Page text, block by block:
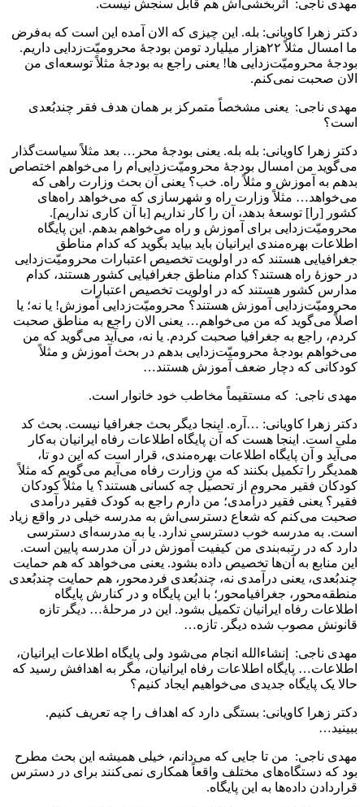
مهدی ناجی: اثربخشی‌اش هم قابل سنجش نیست.
دکتر زهرا کاویانی: بله. این چیزی که الان آمده این است که به‌فرض
ما امسال مثلاً ۲۲هزار میلیارد تومن بودجۀ محرومیّت‌زدایی داریم.
بودجۀ محرومیّت‌زدایی ها! یعنی راجع به بودجۀ مثلاً توسعه‌ای من
الان صحبت نمی‌کنم.
مهدی ناجی: یعنی مشخصاً متمرکز بر همان هدف فقر چندبُعدی
است؟
دکتر زهرا کاویانی: بله بله. یعنی بودجۀ محر… بعد مثلاً سیاست‌گذار
می‌گوید من امسال بودجۀ محرومیّت‌زدایی‌ام را می‌خواهم اختصاص
بدهم به آموزش و مثلاً راه. خب؟ یعنی آن بحث وزارت راهی که
می‌خواهد… مثلاً وزارت راه و شهرسازی که می‌خواهد راه‌های
کشور [را] توسعۀ بدهد، آن را کار نداریم [با آن کاری نداریم].
محرومیّت‌زدایی برای آموزش و راه می‌خواهم بدهم. این پایگاه
اطلاعات بهره‌مندی ایرانیان باید بیاید بگوید که کدام مناطق
جغرافیایی هستند که در اولویت تخصیص اعتبارات محرومیّت‌زدایی
در حوزۀ راه هستند؟ کدام مناطق جغرافیایی کشور هستند، کدام
مدارس کشور هستند که در اولویت تخصیص اعتبارات
محرومیّت‌زدایی آموزش هستند؟ محرومیّت‌زدایی آموزش! یا نه؛ یا
اصلاً می‌گوید که من می‌خواهم… یعنی الان راجع به مناطق صحبت
کردم، راجع به جغرافیا صحبت کردم. یا نه، می‌آید می‌گوید که من
می‌خواهم بودجۀ محرومیّت‌زدایی بدهم در بحث آموزش و مثلاً
کودکانی که دچار ضعف آموزش هستند…
مهدی ناجی: که مستقیماً مخاطب خود خانوار است.
دکتر زهرا کاویانی: …آره. اینجا دیگر بحث جغرافیا نیست. بحث کد
ملی است. اینجا هست که آن پایگاه اطلاعات رفاه ایرانیان به‌کار
می‌آید و آن پایگاه اطلاعات بهره‌مندی، قرار است که این دو تا،
همدیگر را تکمیل بکنند که منِ وزارت رفاه می‌آیم می‌گویم که مثلاً
کودکان فقیر محروم از تحصیل چه کسانی هستند؟ یا مثلاً کودکان
فقیر؟ یعنی فقیر درآمدی؛ من دارم راجع به کودک فقیر درآمدی
صحبت می‌کنم که شعاع دسترسی‌اش به مدرسه خیلی در واقع زیاد
است. به مدرسه خوب دسترسی ندارد. یا به مدرسه‌ای دسترسی
دارد که در رتبه‌بندی من کیفیت آموزش در آن مدرسه پایین است.
این منابع به آن‌ها تخصیص داده بشود. یعنی می‌خواهد که هم حمایت
چندبُعدی، یعنی درآمدی نه، چندبُعدی فردمحور، هم حمایت چندبُعدی
منطقه‌محور، جغرافیامحور؛ با این پایگاه و در کنارش پایگاه
اطلاعات رفاه ایرانیان تکمیل بشود. این در مرحلۀ… دیگر تازه
قانونش مصوب شده دیگر. تازه…
مهدی ناجی: إنشاءالله انجام می‌شود ولی پایگاه اطلاعات ایرانیان،
اطلاعات… پایگاه اطلاعات رفاه ایرانیان، مگر به اهدافش رسید که
حالا یک پایگاه جدیدی می‌خواهیم ایجاد کنیم؟
دکتر زهرا کاویانی: بستگی دارد که اهداف را چه تعریف کنیم.
ببینید…
مهدی ناجی: من تا جایی که می‌دانم، خیلی همیشه این بحث مطرح
بود که دستگاه‌های مختلف واقعاً همکاری نمی‌کنند برای در دسترس
قراردادن داده‌ها به این پایگاه.